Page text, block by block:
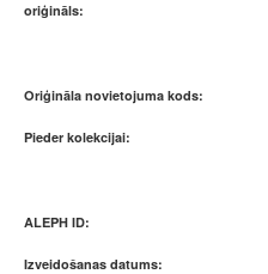
oriģināls:
Oriģināla novietojuma kods:
Pieder kolekcijai:
ALEPH ID:
Izveidošanas datums: